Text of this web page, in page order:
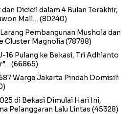
Dicicil dalam 4 Bulan Terakhir,
Mall… (80240)
Pembangunan Mushola dan
Cluster Magnolia (78788)
16 Pulang ke Bekasi, Tri Adhianto
(66865)
Warga Jakarta Pindah Domisili
di Bekasi Dimulai Hari Ini,
Pelanggaran Lalu Lintas (45328)